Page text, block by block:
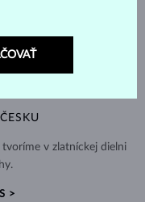
v zlatníckej dielni
>